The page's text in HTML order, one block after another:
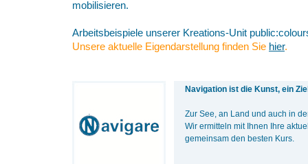
mobilisieren.
Arbeitsbeispiele unserer Kreations-Unit
Unsere aktuelle Eigendarstellung finden Sie hier.
Navigation ist die Kunst, ein
Zur See, an Land und auch in
Wir ermitteln mit Ihnen Ihre
gemeinsam den besten Kurs.